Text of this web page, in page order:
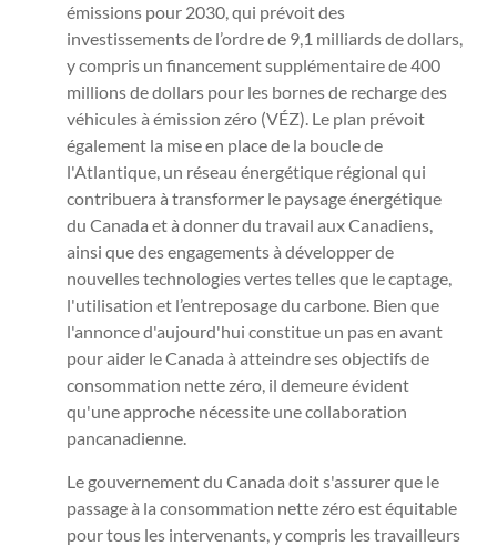
émissions pour 2030, qui prévoit des
investissements de l’ordre de 9,1 milliards de dollars,
y compris un financement supplémentaire de 400
millions de dollars pour les bornes de recharge des
véhicules à émission zéro (VÉZ). Le plan prévoit
également la mise en place de la boucle de
l'Atlantique, un réseau énergétique régional qui
contribuera à transformer le paysage énergétique
du Canada et à donner du travail aux Canadiens,
ainsi que des engagements à développer de
nouvelles technologies vertes telles que le captage,
l'utilisation et l’entreposage du carbone. Bien que
l'annonce d'aujourd'hui constitue un pas en avant
pour aider le Canada à atteindre ses objectifs de
consommation nette zéro, il demeure évident
qu'une approche nécessite une collaboration
pancanadienne.
Le gouvernement du Canada doit s'assurer que le
passage à la consommation nette zéro est équitable
pour tous les intervenants, y compris les travailleurs